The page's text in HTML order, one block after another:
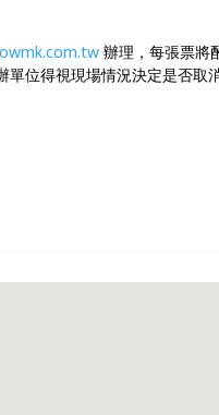
辦理，每張票將
位得視現場情況決定是否取